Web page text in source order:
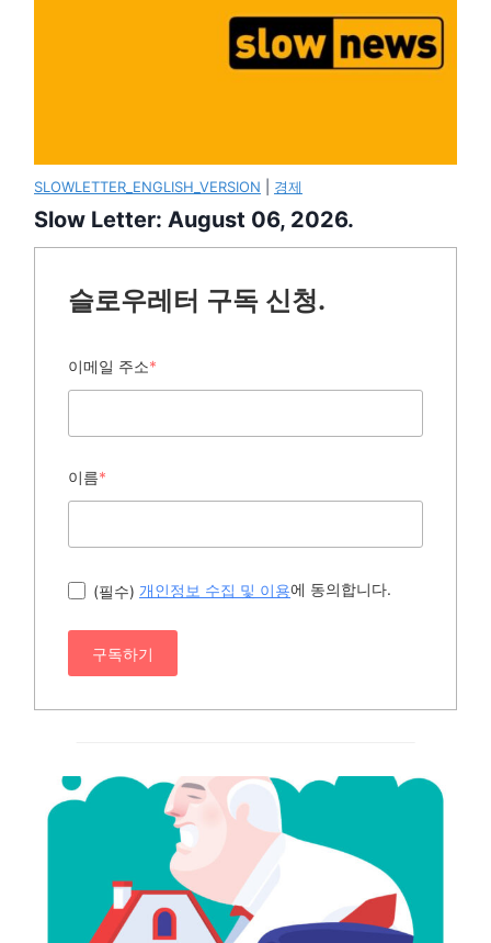
SLOWLETTER_ENGLISH_VERSION 경제
Slow Letter: August 06, 2026.
슬로우레터 구독 신청.
이메일 주소*
이름*
(필수) 개인정보 수집 및 이용에 동의합니다.
구독하기